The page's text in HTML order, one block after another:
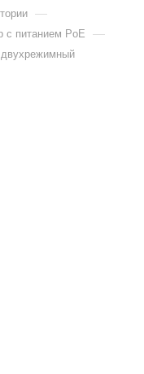
—
с питанием PoE —
двухрежимный